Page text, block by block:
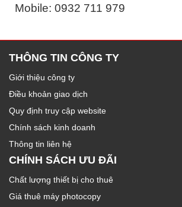
Mobile: 0932 711 979
THÔNG TIN CÔNG TY
Giới thiệu công ty
Điều khoản giao dịch
Quy định truy cập website
Chính sách kinh doanh
Thông tin liên hệ
CHÍNH SÁCH ƯU ĐÃI
Chất lượng thiết bị cho thuê
Giá thuê máy photocopy